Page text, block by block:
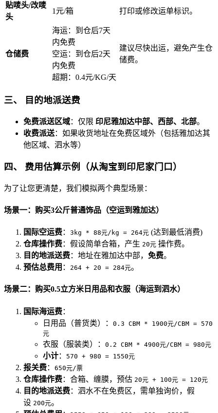
贴唛头/改唛
头
1元/箱 打印或修改运单标识。
仓储费
海运：到仓后7天
内免费
空运：到仓后2天
内免费
超期：0.4元/KG/天
建议尽快出运，避免产生仓
储费。
三、 目的地派送费
免费派送区域：仅限 印尼雅加达中部、西部、北部。
收费派送：如果收货地址在免费区域外（包括雅加达其
他区域、泗水等）
四、 费用估算示例（从淘宝到印尼家门口）
为了让您更清楚，我们模拟两个典型场景：
场景一：购买3公斤普通饰品（空运到雅加达）
国际空运费： 3kg * 88元/kg = 264元 (达到最低消费)
仓库操作费：假设简单合箱，产生 20元 操作费。
目的地派送费：地址在雅加达中部， 免费。
预估总费用 ： 264 + 20 = 284元。
场景二：购买0.5立方米日用品和衣服（海运到泗水）
国际海运费：
日用品（普货类）： 0.3 CBM * 1900元/CBM = 570
元
衣服（服装类）： 0.2 CBM * 4900元/CBM = 980元
小计： 570 + 980 = 1550元
报关费： 650元/票
仓库操作费：合箱、缠膜，预估 20元 + 100元 = 120元
目的地派送费：泗水不在免费区，需单独询价，假
设 200元。